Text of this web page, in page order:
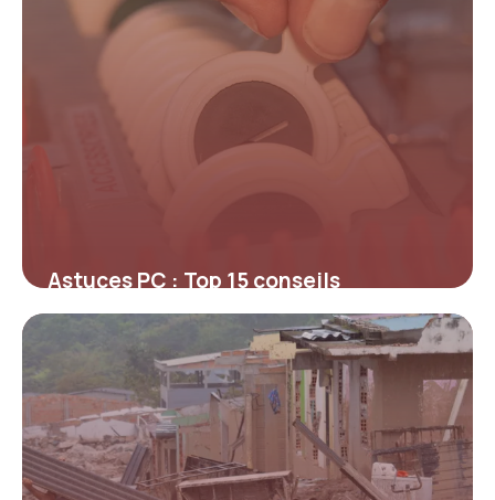
Astuces PC : Top 15 conseils
optimisation
14 mai 2026